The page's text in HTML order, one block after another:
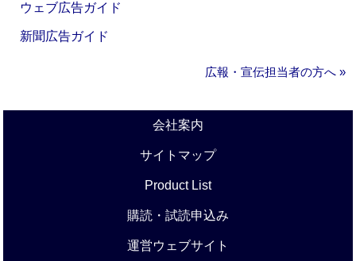
ウェブ広告ガイド
新聞広告ガイド
広報・宣伝担当者の方へ »
会社案内
サイトマップ
Product List
購読・試読申込み
運営ウェブサイト